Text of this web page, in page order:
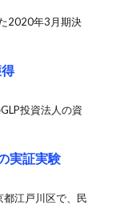
2020年3月期決
投資法人の資
実証実験
江戸川区で、民